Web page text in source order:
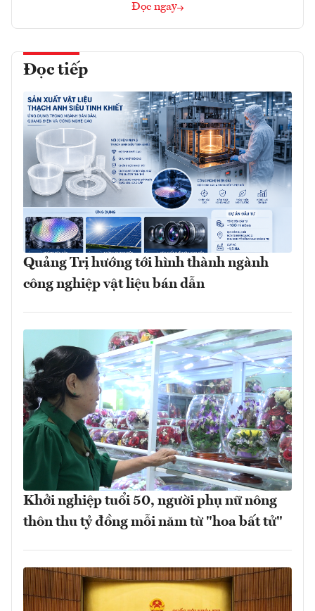
Đọc ngay
Đọc tiếp
Quảng Trị hướng tới hình thành ngành
công nghiệp vật liệu bán dẫn
Khởi nghiệp tuổi 50, người phụ nữ nông
thôn thu tỷ đồng mỗi năm từ "hoa bất tử"